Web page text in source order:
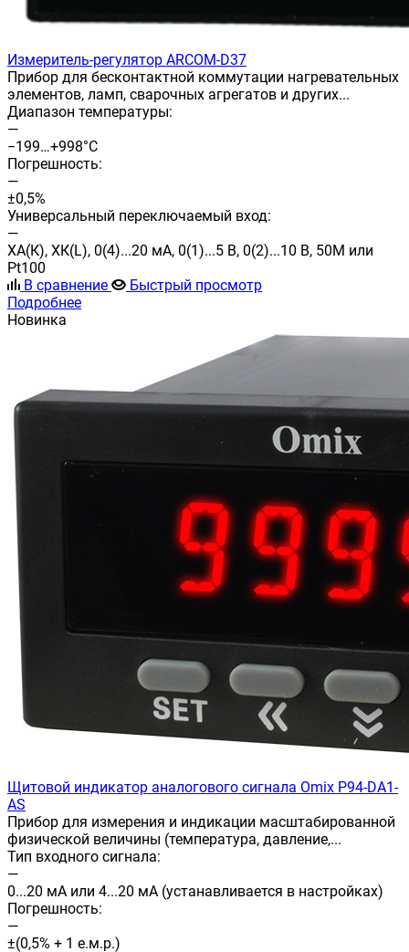
Измеритель-регулятор ARCOM-D37
Прибор для бесконтактной коммутации нагревательных
элементов, ламп, сварочных агрегатов и других...
Диапазон температуры:
—
−199…+998°C
Погрешность:
—
±0,5%
Универсальный переключаемый вход:
—
ХА(К), ХК(L), 0(4)...20 мА, 0(1)...5 В, 0(2)...10 В, 50М или
Pt100
В сравнение
Быстрый просмотр
Подробнее
Новинка
Щитовой индикатор аналогового сигнала Omix P94-DA1-
AS
Прибор для измерения и индикации масштабированной
физической величины (температура, давление,...
Тип входного сигнала:
—
0...20 мА или 4...20 мА (устанавливается в настройках)
Погрешность:
—
±(0,5% + 1 е.м.р.)